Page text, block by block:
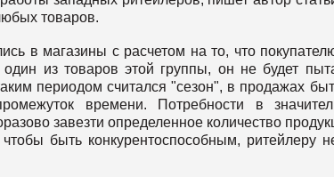
товаров.
в магазины с расчетом на то, что
из товаров этой группы, он не будет
периодом считался "сезон", в продажах
времени. Потребности в
завезти определенное количество
быть конкурентоспособным, ритейлеру